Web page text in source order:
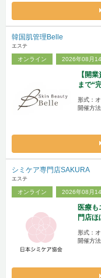
韓国肌管理Belle
エステ
オンライン 2026年08月
【開
まで“
形式：
開催方
シミケア専門店SAKURA
エステ
オンライン 2026年08月
医療
門店ほ
形式：
開催方